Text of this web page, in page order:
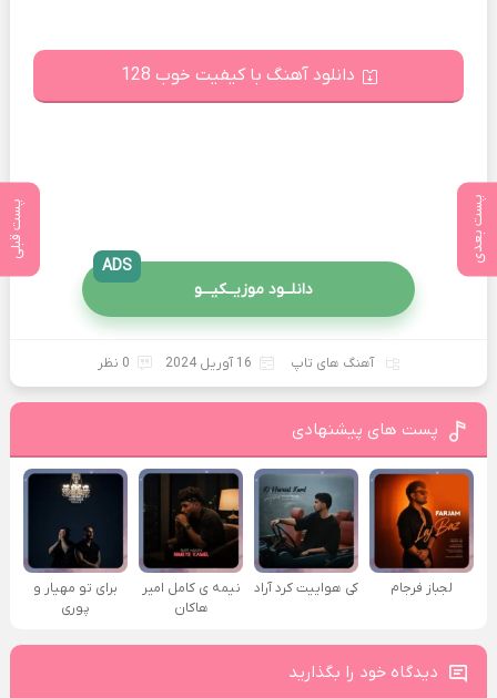
پست بعدی پست قبلی
دانلود آهنگ با کیفیت خوب 128
دانلــود موزیــکیـــو
ADS
آهنگ های تاپ 16 آوریل 2024 0 نظر
پست های پیشنهادی
لجباز فرجام کی هواییت کرد آراد
نیمه ی کامل امیر
هاکان
برای تو مهیار و
پوری
دیدگاه خود را بگذارید